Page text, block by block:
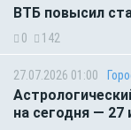
ВТБ повысил
0 142
27.07.2026 01:00
на сегодня — 27